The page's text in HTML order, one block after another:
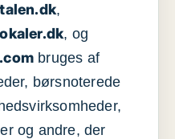
,
, og
bruges af
børsnoterede
og andre, der